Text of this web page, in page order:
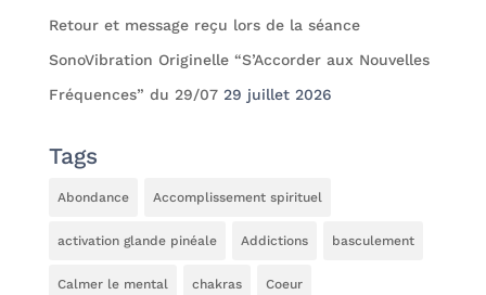
Retour et message reçu lors de la séance
SonoVibration Originelle “S’Accorder aux Nouvelles
Fréquences” du 29/07 29 juillet 2026
Tags
Abondance Accomplissement spirituel
activation glande pinéale Addictions basculement
Calmer le mental chakras Coeur